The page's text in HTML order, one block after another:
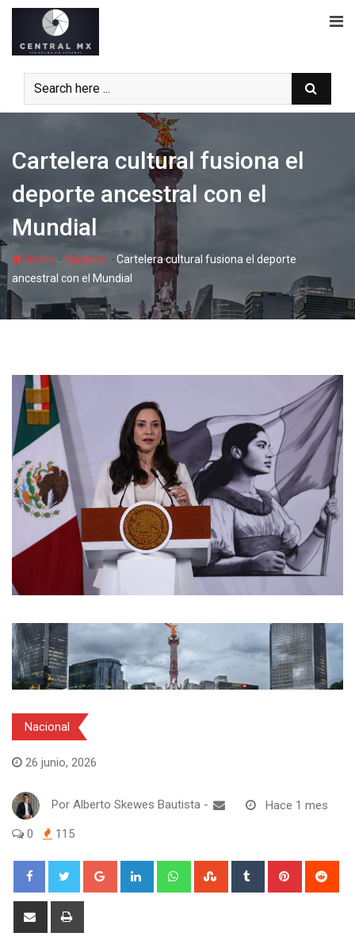
Skip
content
Cartelera cultural fusiona el
deporte ancestral con el
Mundial
Home - Nacional -Cartelera cultural fusiona el deporte
ancestral con el Mundial
Nacional
26 junio, 2026
Por Alberto Skewes Bautista - Hace 1 mes
0 115
Google+ LinkedIn WhatsappStumbleUpon
Tumblr Pinterest
Share